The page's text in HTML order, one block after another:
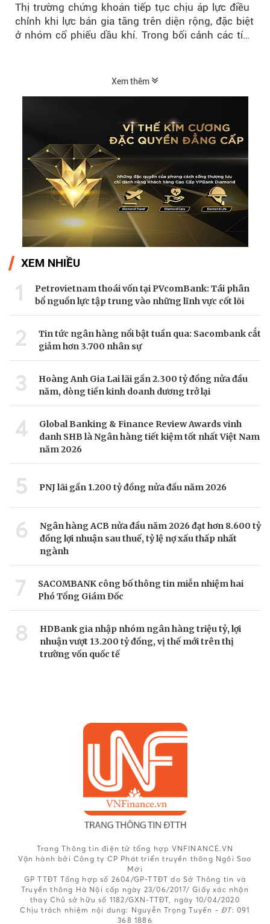
Thị trường chứng khoán tiếp tục chịu áp lực điều
chỉnh khi lực bán gia tăng trên diện rộng, đặc biệt
ở nhóm cổ phiếu dầu khí. Trong bối cảnh các tín
Xem thêm
XEM NHIỀU
1
Petrovietnam thoái vốn tại PVcomBank: Tái phân
bổ nguồn lực tập trung vào những lĩnh vực cốt lõi
2
Tin tức ngân hàng nổi bật tuần qua: Sacombank cắt
giảm hơn 3.700 nhân sự
3
Hoàng Anh Gia Lai lãi gần 2.300 tỷ đồng nửa đầu
năm, dòng tiền kinh doanh dương trở lại
4
Global Banking & Finance Review Awards vinh
danh SHB là Ngân hàng tiết kiệm tốt nhất Việt Nam
năm 2026
5 PNJ lãi gần 1.200 tỷ đồng nửa đầu năm 2026
6
Ngân hàng ACB nửa đầu năm 2026 đạt hơn 8.600 tỷ
đồng lợi nhuận sau thuế, tỷ lệ nợ xấu thấp nhất
ngành
7
SACOMBANK công bố thông tin miễn nhiệm hai
Phó Tổng Giám Đốc
8
HDBank gia nhập nhóm ngân hàng triệu tỷ, lợi
nhuận vượt 13.200 tỷ đồng, vị thế mới trên thị
trường vốn quốc tế
Trang Thông tin điện tử tổng hợp VNFINANCE.VN
Vận hành bởi Công ty CP Phát triển truyền thông Ngôi Sao
Mới
GP TTĐT Tổng hợp số 2604/GP-TTĐT do Sở Thông tin và
Truyền thông Hà Nội cấp ngày 23/06/2017/ Giấy xác nhận
thay Chủ sở hữu số 1182/GXN-TTĐT, ngày 10/04/2020
Chịu trách nhiệm nội dung: Nguyễn Trọng Tuyến - ĐT: 091
368 1886